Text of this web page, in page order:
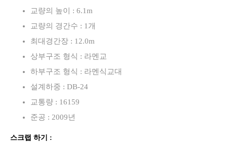
교량의 높이 : 6.1m
교량의 경간수 : 1개
최대경간장 : 12.0m
상부구조 형식 : 라멘교
하부구조 형식 : 라멘식교대
설계하중 : DB-24
교통량 : 16159
준공 : 2009년
스크랩 하기 :